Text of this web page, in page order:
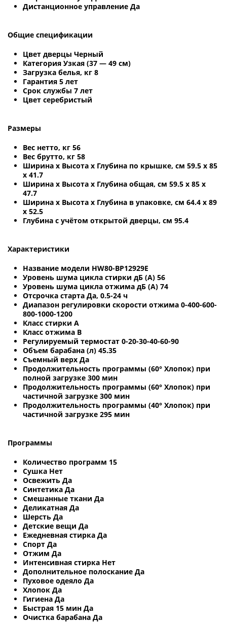
Дистанционное управление Да
Общие спецификации
Цвет дверцы Черный
Категория Узкая (37 — 49 см)
Загрузка белья, кг 8
Гарантия 5 лет
Срок службы 7 лет
Цвет серебристый
Размеры
Вес нетто, кг 56
Вес брутто, кг 58
Ширина х Высота х Глубина по крышке, см 59.5 х 85
х 41.7
Ширина х Высота х Глубина общая, см 59.5 х 85 х
47.7
Ширина х Высота х Глубина в упаковке, см 64.4 х 89
х 52.5
Глубина с учётом открытой дверцы, см 95.4
Характеристики
Название модели HW80-BP12929E
Уровень шума цикла стирки дБ (А) 56
Уровень шума цикла отжима дБ (А) 74
Отсрочка старта Да, 0.5-24 ч
Диапазон регулировки скорости отжима 0-400-600-
800-1000-1200
Класс стирки A
Класс отжима B
Регулируемый термостат 0-20-30-40-60-90
Объем барабана (л) 45.35
Съемный верх Да
Продолжительность программы (60° Хлопок) при
полной загрузке 300 мин
Продолжительность программы (60° Хлопок) при
частичной загрузке 300 мин
Продолжительность программы (40° Хлопок) при
частичной загрузке 295 мин
Программы
Количество программ 15
Сушка Нет
Освежить Да
Синтетика Да
Смешанные ткани Да
Деликатная Да
Шерсть Да
Детские вещи Да
Ежедневная стирка Да
Спорт Да
Отжим Да
Интенсивная стирка Нет
Дополнительное полоскание Да
Пуховое одеяло Да
Хлопок Да
Гигиена Да
Быстрая 15 мин Да
Очистка барабана Да